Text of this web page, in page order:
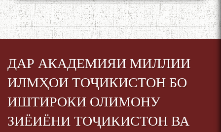
ДАР АКАДЕМИЯИ МИЛЛИИ
ИЛМҲОИ ТОҶИКИСТОН БО
ИШТИРОКИ ОЛИМОНУ
ЗИЁИЁНИ ТОҶИКИСТОН ВА
БАЛХӢ БУЗУРГТАРИН
МУТАФАККИР ВА ОРИФИ
ЗАБОНУ АДАБИ ТОҶИК
به عبارت دیگر: گفتگو با مومن
قناعت Mumin Qanoat